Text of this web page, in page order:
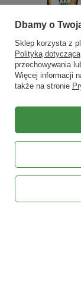
Dbamy o
Sklep korzysta z
Polityką
przechowywania
Więcej informacji
także na stronie